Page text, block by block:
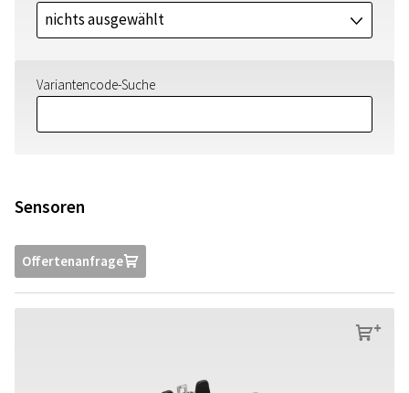
nichts ausgewählt J
Variantencode-Suche
Sensoren
OffertenanfrageU
s